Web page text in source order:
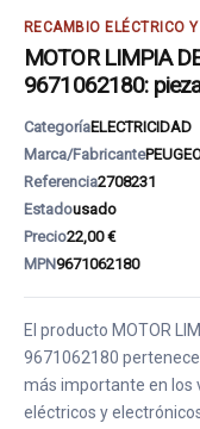
RECAMBIO ELÉCTRICO
MOTOR LIMPIA
9671062180:
CategoríaELECTRICIDAD
Marca/Fabricante
Referencia2708231
Estadousado
Precio22,00 €
MPN9671062180
El producto MOTOR
9671062180 pertenece
más importante en los
eléctricos y